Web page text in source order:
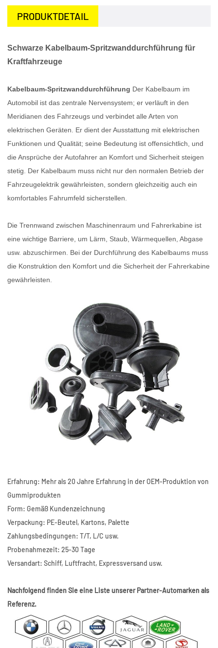
PRODUKTDETAIL
Schwarze Kabelbaum-Spritzwanddurchführung für
Kraftfahrzeuge
Kabelbaum-Spritzwanddurchführung Der Kabelbaum im
Automobil ist das zentrale Nervensystem; er verläuft in den
Meridianen des Fahrzeugs und verbindet alle Arten von
elektrischen Geräten. Er dient der Ausstattung mit elektrischen
Funktionen und Qualität; seine Bedeutung ist offensichtlich, und
die Ansprüche der Autofahrer an Komfort und Sicherheit steigen
stetig. Der Kabelbaum muss nicht nur den normalen Betrieb der
Fahrzeugelektrik gewährleisten, sondern gleichzeitig auch ein
komfortables Fahrumfeld sicherstellen.
Die Trennwand zwischen Maschinenraum und Fahrerkabine ist
eine wichtige Barriere, um Lärm, Staub, Wärmequellen, Abgase
usw. abzuschirmen. Bei der Durchführung des Kabelbaums muss
die Konstruktion den Komfort und die Sicherheit der Fahrerkabine
gewährleisten.
Erfahrung: Mehr als 20 Jahre Erfahrung in der OEM-Produktion von
Gummiprodukten
Form: Gemäß Kundenzeichnung
Verpackung: PE-Beutel, Kartons, Palette
Zahlungsbedingungen: T/T, L/C usw.
Probenahmezeit: 25-30 Tage
Versandart: Schiff, Luftfracht, Expressversand usw.
Nachfolgend finden Sie eine Liste unserer Partner-Automarken als
Referenz.